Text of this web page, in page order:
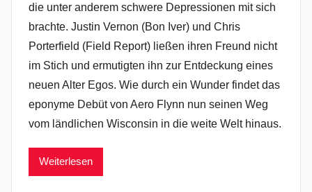
die unter anderem schwere Depressionen mit sich
brachte. Justin Vernon (Bon Iver) und Chris
Porterfield (Field Report) ließen ihren Freund nicht
im Stich und ermutigten ihn zur Entdeckung eines
neuen Alter Egos. Wie durch ein Wunder findet das
eponyme Debüt von Aero Flynn nun seinen Weg
vom ländlichen Wisconsin in die weite Welt hinaus.
Weiterlesen